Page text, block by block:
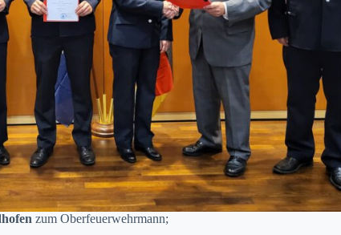
zum Oberfeuerwehrmann;